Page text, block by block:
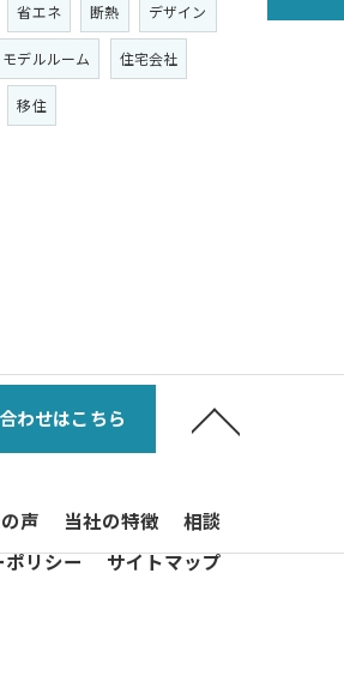
省エネ 断熱 デザイン
モデルルーム 住宅会社
移住
わせはこちら
声 当社の特徴
相談
ポリシー サイトマップ